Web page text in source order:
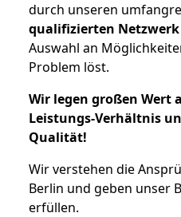
durch unseren
qualifizierten Netzwerk
Auswahl an
Problem löst.
Wir legen großen Wert
Leistungs-Verhältnis
Qualität!
Wir verstehen die
Berlin und geben unser
erfüllen.